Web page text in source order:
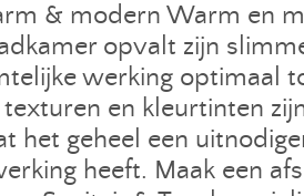
& modern Warm en
opvalt zijn
werking optimaal
en kleurtinten
het geheel een
heeft. Maak een